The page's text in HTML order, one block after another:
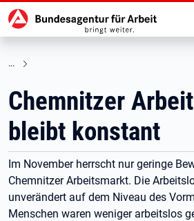
zu den Hauptinhalten springen
Hauptnavigation
Chemnitzer
bleibt konstant
Im November herrscht nur geringe
Chemnitzer Arbeitsmarkt. Die
unverändert auf dem Niveau des
Menschen waren weniger arbeitslos